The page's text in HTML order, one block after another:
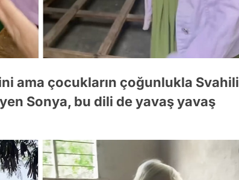
ama çocukların çoğunlukla Svahili
Sonya, bu dili de yavaş yavaş